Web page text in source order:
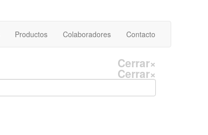
Productos Colaboradores Contacto
Cerrar×
Cerrar×